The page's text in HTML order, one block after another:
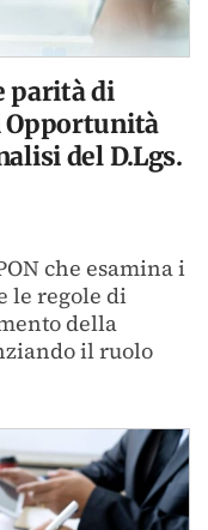
parità di
Opportunità
del D.Lgs.
che esamina i
le regole di
della
il ruolo